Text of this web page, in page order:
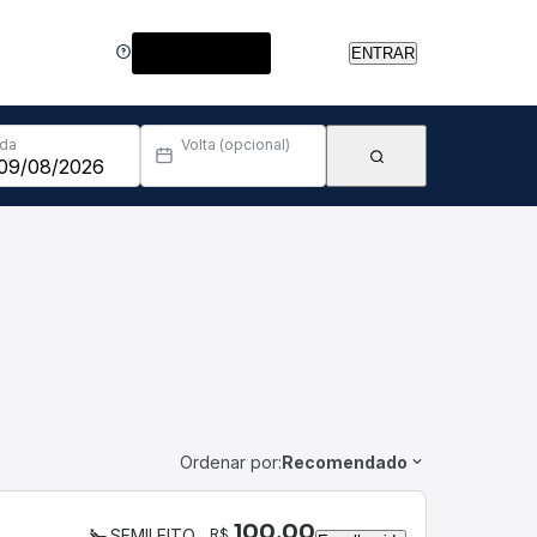
ENTRAR
Volta (opcional)
Ordenar por:Recomendado
R$ 100,00